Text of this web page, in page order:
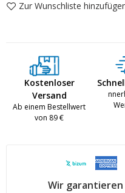
Zur Wunschliste
Kostenloser
Versand
Ab einem Bestellwert
von 89 €
Wir